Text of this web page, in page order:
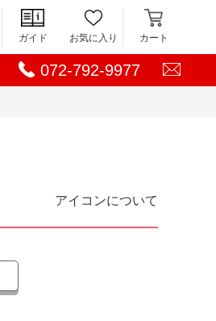
ガイド お気に入り カート
072-792-9977
アイコンについて